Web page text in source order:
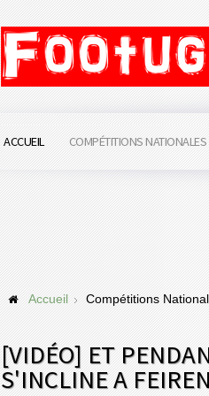
ACCUEIL COMPÉTITIONS NATIONALES
Accueil Compétitions
[VIDÉO] ET
S'INCLINE A